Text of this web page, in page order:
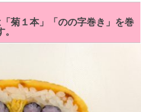
菊１本」「のの字巻き」を巻